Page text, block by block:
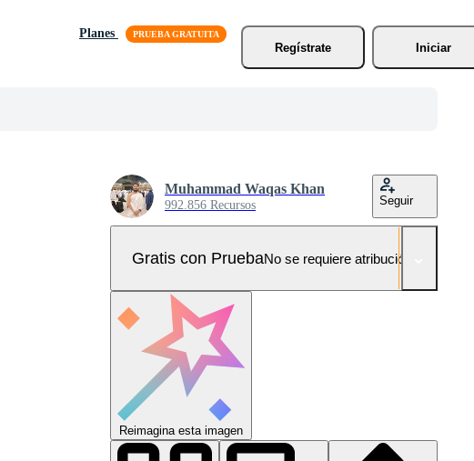
Planes
Regístrate
Iniciar
Muhammad Waqas Khan
992.856 Recursos Seguir
Gratis con PruebaNo se requiere atribución!
Reimagina esta imagen